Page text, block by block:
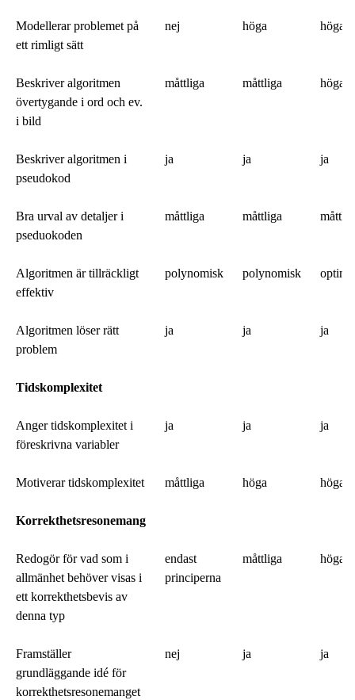
Modellerar problemet på
ett rimligt sätt
nej höga höga
Beskriver algoritmen
övertygande i ord och ev.
i bild
måttliga måttliga höga
Beskriver algoritmen i
pseudokod
ja ja ja
Bra urval av detaljer i
pseduokoden
måttliga måttliga
Algoritmen är tillräckligt
effektiv
polynomisk polynomisk
Algoritmen löser rätt
problem
ja ja ja
Tidskomplexitet
Anger tidskomplexitet i
föreskrivna variabler
ja ja ja
Motiverar tidskomplexitet måttliga höga höga
Korrekthetsresonemang
Redogör för vad som i
allmänhet behöver visas i
ett korrekthetsbevis av
denna typ
endast
principerna
måttliga höga
Framställer
grundläggande idé för
korrekthetsresonemanget
nej ja ja